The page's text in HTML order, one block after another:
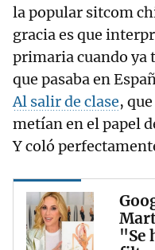
la popular sitcom
gracia es que
primaria cuando ya
que pasaba en
Al salir de clase,
metían en el papel
Y coló
"Se